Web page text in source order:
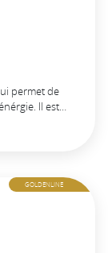
permet de
Il est…
GOLDENLINE